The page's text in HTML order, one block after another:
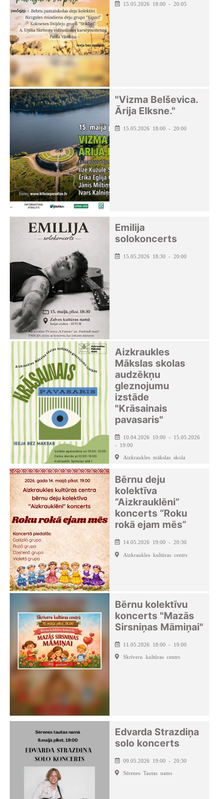
15.05.2026 18:00 - 20:05
"Vizma Belševica.
Ārija Elksne."
15.05.2026 18:00 - 20:00
Emilija
solokoncerts
15.05.2026 18:30 - 20:00
Aizkraukles
Mākslas skolas
audzēkņu
gleznojumu
izstāde
"Krāsainais
pavasaris"
10.04.2026 10:00 - 15.05.2026
- 19:00
Aizkraukles mākslas skola
Bērnu deju
kolektīva
“Aizkrauklēni”
koncerts “Roku
rokā ejam mēs”
14.05.2026 19:00 - 20:30
Aizkraukles kultūras centrs
Bērnu kolektīvu
koncerts "Mazās
Sirsniņas Māmiņai"
11.05.2026 18:00 - 19:00
Skrīveru kultūras centrs
Edvarda Strazdiņa
solo koncerts
09.05.2026 19:00 - 20:30
Sērenes Tautas nams